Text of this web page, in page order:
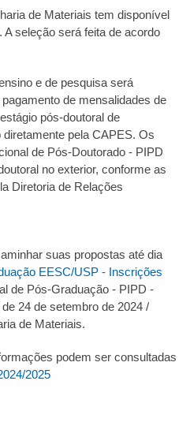
de Materiais tem disponível
seleção será feita de acordo
e de pesquisa será
de mensalidades de
pós-doutoral de
pela CAPES. Os
de Pós-Doutorado - PIPD
no exterior, conforme as
Diretoria de Relações
suas propostas até dia
EESC/USP - Inscrições
de Pós-Graduação - PIPD -
24 de setembro de 2024 /
de Materiais.
podem ser consultadas
2025